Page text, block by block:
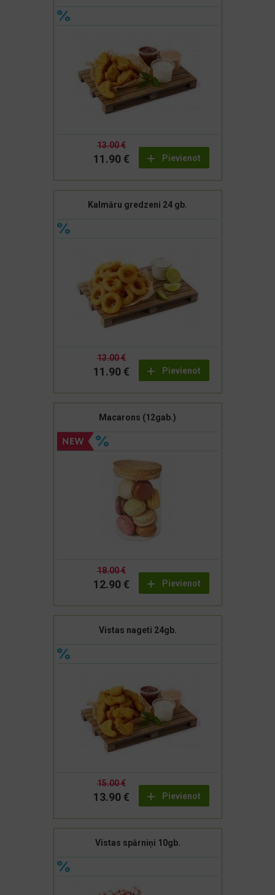
Pievienot
13.00 €
11.90 €
Kalmāru gredzeni 24 gb.
Pievienot
13.00 €
11.90 €
Macarons (12gab.)
Pievienot
18.00 €
12.90 €
Vistas nageti 24gb.
Pievienot
15.00 €
13.90 €
Vistas spārniņi 10gb.